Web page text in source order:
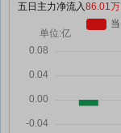
五日主力净流入86.01万